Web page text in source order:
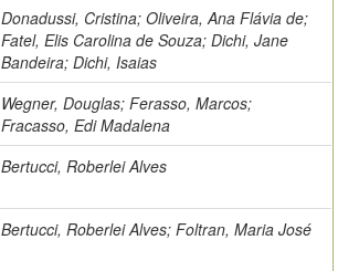
Donadussi, Cristina; Oliveira, Ana Flávia de;
Fatel, Elis Carolina de Souza; Dichi, Jane
Bandeira; Dichi, Isaias
Wegner, Douglas; Ferasso, Marcos;
Fracasso, Edi Madalena
Bertucci, Roberlei Alves
Bertucci, Roberlei Alves; Foltran, Maria José